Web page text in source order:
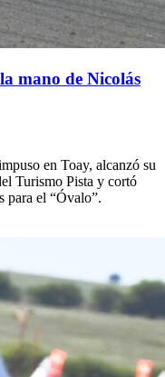
mano de Nicolás
en Toay, alcanzó su
Turismo Pista y cortó
para el “Óvalo”.